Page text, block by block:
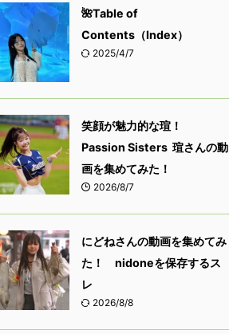
🌺Table of
Contents（Index）
2025/4/7
笑顔が魅力的な瑄！
Passion Sisters 瑄さんの動
画を集めてみた！
2026/8/7
にどねさんの動画を集めてみ
た！ nidoneを保存するス
レ
2026/8/8